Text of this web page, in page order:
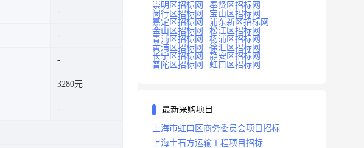
3280元
崇明区招标网
奉贤区招标网
闵行区招标网
宝山区招标网
嘉定区招标网
浦东新区招标网
金山区招标网
松江区招标网
青浦区招标网
杨浦区招标网
黄浦区招标网
徐汇区招标网
长宁区招标网
静安区招标网
普陀区招标网
虹口区招标网
最新采购项目
上海市虹口区商务委员会项目招标
上海土石方运输工程项目招标